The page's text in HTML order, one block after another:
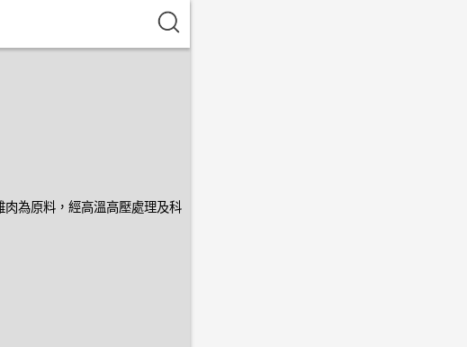
為原料，經高溫高壓處理及科